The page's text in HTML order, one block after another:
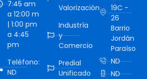
7:45 am
a 12:00 m
| 1:00 pm
a 4:45
pm
Teléfono:
ND
Valorización
Industría
y
Comercio
Predial
Unificado
19C -
26
Barrio
Jordán
Paraíso
ND
ND